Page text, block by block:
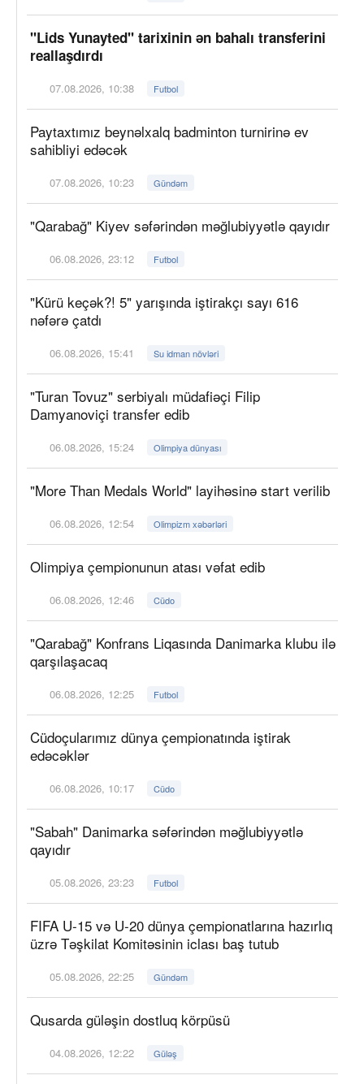
"Lids Yunayted" tarixinin ən bahalı transferini
reallaşdırdı
07.08.2026, 10:38 Futbol
Paytaxtımız beynəlxalq badminton turnirinə ev
sahibliyi edəcək
07.08.2026, 10:23 Gündəm
"Qarabağ" Kiyev səfərindən məğlubiyyətlə qayıdır
06.08.2026, 23:12 Futbol
"Kürü keçək?! 5" yarışında iştirakçı sayı 616
nəfərə çatdı
06.08.2026, 15:41 Su idman növləri
"Turan Tovuz" serbiyalı müdafiəçi Filip
Damyanoviçi transfer edib
06.08.2026, 15:24 Olimpiya dünyası
"More Than Medals World" layihəsinə start verilib
06.08.2026, 12:54 Olimpizm xəbərləri
Olimpiya çempionunun atası vəfat edib
06.08.2026, 12:46 Cüdo
"Qarabağ" Konfrans Liqasında Danimarka klubu ilə
qarşılaşacaq
06.08.2026, 12:25 Futbol
Cüdoçularımız dünya çempionatında iştirak
edəcəklər
06.08.2026, 10:17 Cüdo
"Sabah" Danimarka səfərindən məğlubiyyətlə
qayıdır
05.08.2026, 23:23 Futbol
FIFA U-15 və U-20 dünya çempionatlarına hazırlıq
üzrə Təşkilat Komitəsinin iclası baş tutub
05.08.2026, 22:25 Gündəm
Qusarda güləşin dostluq körpüsü
04.08.2026, 12:22 Güləş